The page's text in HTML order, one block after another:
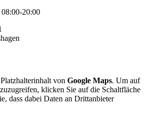
20:00
von Google Maps. Um auf
klicken Sie auf die Schaltfläche
dass dabei Daten an Drittanbieter